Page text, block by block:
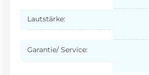
Lautstärke:
Garantie/ Service: